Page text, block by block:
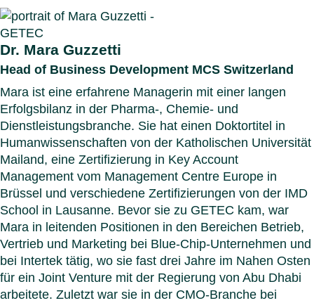
Dr. Mara Guzzetti
Head of Business Development MCS Switzerland
Mara ist eine erfahrene Managerin mit einer langen
Erfolgsbilanz in der Pharma-, Chemie- und
Dienstleistungsbranche. Sie hat einen Doktortitel in
Humanwissenschaften von der Katholischen Universität
Mailand, eine Zertifizierung in Key Account
Management vom Management Centre Europe in
Brüssel und verschiedene Zertifizierungen von der IMD
School in Lausanne. Bevor sie zu GETEC kam, war
Mara in leitenden Positionen in den Bereichen Betrieb,
Vertrieb und Marketing bei Blue-Chip-Unternehmen und
bei Intertek tätig, wo sie fast drei Jahre im Nahen Osten
für ein Joint Venture mit der Regierung von Abu Dhabi
arbeitete. Zuletzt war sie in der CMO-Branche bei